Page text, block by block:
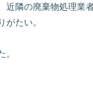
近隣の廃棄物処理業
たい。